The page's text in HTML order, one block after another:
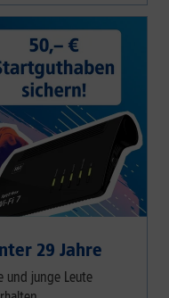
29 Jahre
und junge Leute